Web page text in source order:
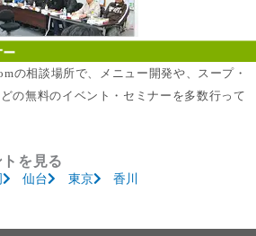
の相談場所で、メニュー開発や、スープ・
の無料のイベント・セミナーを多数行って
を見る
仙台 東京 香川